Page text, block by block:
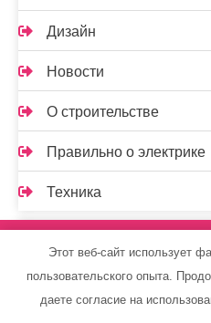
Дизайн
Новости
О строительстве
Правильно о электрике
Техника
Спасибо, что
Этот веб-сайт использует
пользовательского опыта.
даете согласие на